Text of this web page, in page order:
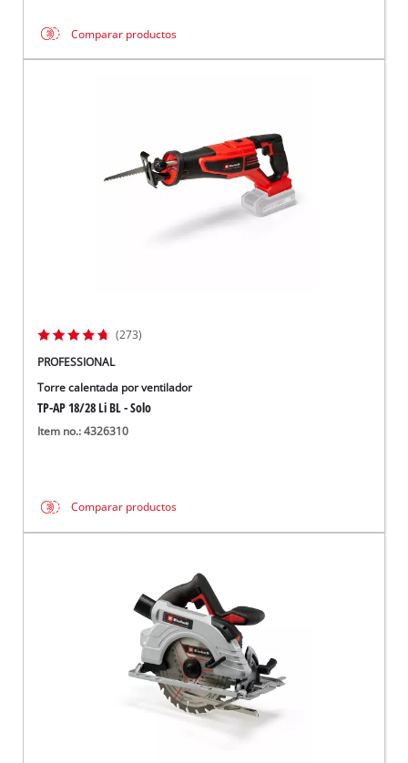
Comparar productos
(273)
PROFESSIONAL
Torre calentada por ventilador
TP-AP 18/28 Li BL - Solo
Item no.: 4326310
Comparar productos